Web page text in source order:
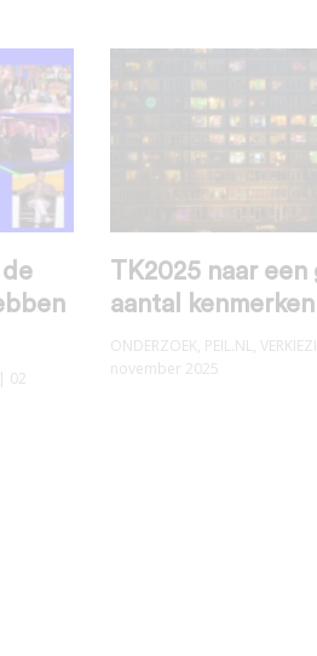
| 02
TK2025 naar
aantal kenmerken
ONDERZOEK, PEIL.NL,
november 2025